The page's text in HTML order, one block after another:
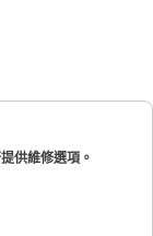
供維修選項。